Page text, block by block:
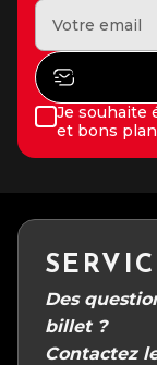
Je souhaite
et bons
Des
billet ?
Contactez